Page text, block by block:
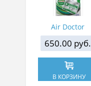
Air Doctor
650.00 руб.
В КОРЗИНУ